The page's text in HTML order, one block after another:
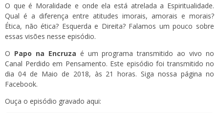
O que é Moralidade e onde ela está atrelada a Espiritualidade.
Qual é a diferença entre atitudes imorais, amorais e morais?
Ética, não ética? Esquerda e Direita? Falamos um pouco sobre
essas visões nesse episódio.
O Papo na Encruza é um programa transmitido ao vivo no
Canal Perdido em Pensamento. Este episódio foi transmitido no
dia 04 de Maio de 2018, às 21 horas. Siganossa página no
Facebook.
Ouça o episódio gravado aqui: